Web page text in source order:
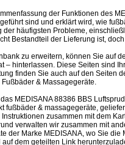
der Funktionen des
sind und erklärt wird, wie
der häufigsten Probleme,
Bestandteil der Lieferung ist,
zu erweitern, können Sie auf
– hinterlassen. Diese Seiten sind
finden Sie auch auf den Seiten
& Massagegeräte.
MEDISANA 88386 BBS
fußbäder & massagegeräte,
zusammen mit dem
verwalten wir zusammen mit
der Marke MEDISANA, wo Sie
dem geteilten Link